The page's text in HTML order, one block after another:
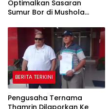
Optimalkan Sasaran
Sumur Bor di Mushola
BERITA TERKINI
Pengusaha Ternama
Thamrin Dilaporkan Ke